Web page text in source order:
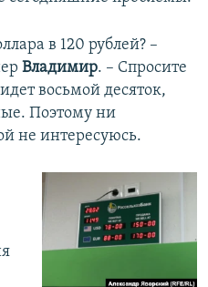
в 120 рублей? –
Владимир. – Спросите
восьмой десяток,
Поэтому ни
не интересуюсь.